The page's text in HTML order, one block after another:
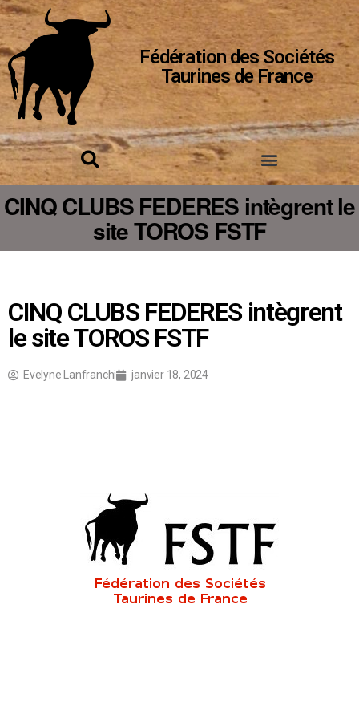
Fédération des Sociétés
Taurines de France
CINQ CLUBS FEDERES intègrent le
site TOROS FSTF
CINQ CLUBS FEDERES intègrent
le site TOROS FSTF
Evelyne Lanfranchi janvier 18, 2024